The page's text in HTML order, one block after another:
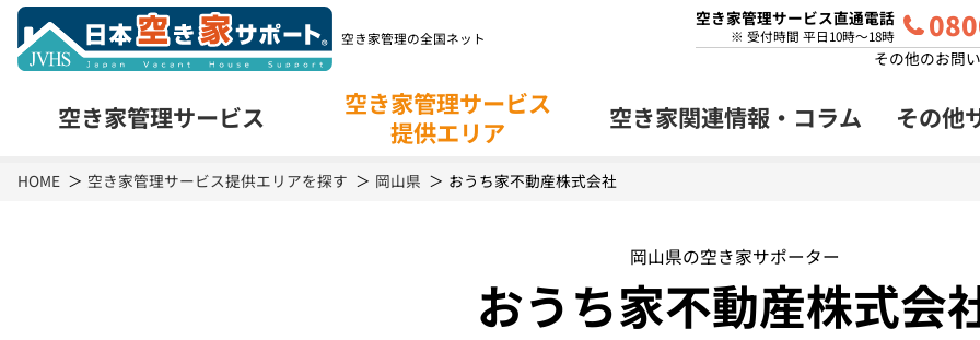
空き家管理の全国ネット
空き家管理サービス直通電話
※ 受付時間 平日10時～18時
その他のお問
空き家管理サービス
空き家管理サービス
提供エリア
空き家関連情報・ コラム その他
HOME 空き家管理サービス提供エリアを探す 岡山県 おうち家不動産株式会社
岡山県の空き家サポーター
おうち家不動産株式会